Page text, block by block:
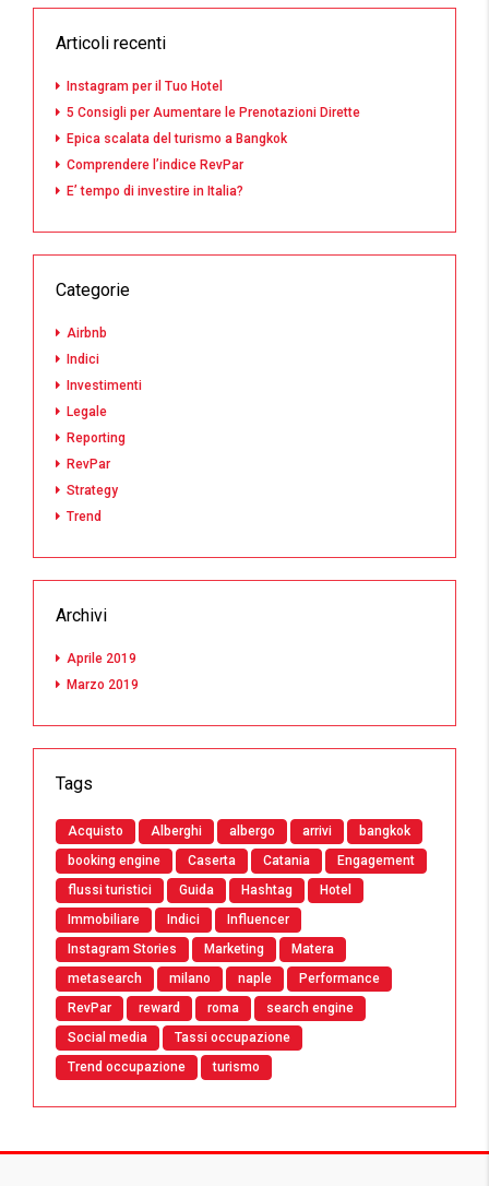
Articoli recenti
Instagram per il Tuo Hotel
5 Consigli per Aumentare le Prenotazioni Dirette
Epica scalata del turismo a Bangkok
Comprendere l’indice RevPar
E’ tempo di investire in Italia?
Categorie
Airbnb
Indici
Investimenti
Legale
Reporting
RevPar
Strategy
Trend
Archivi
Aprile 2019
Marzo 2019
Tags
Acquisto Alberghi albergo arrivi
bangkok
booking engine
Caserta Catania
Engagement
flussi turistici
Guida Hashtag
Hotel
Immobiliare
Indici
Influencer
Instagram Stories
Marketing
Matera
metasearch
milano naple
Performance
RevPar
reward roma
search engine
Social media
Tassi occupazione
Trend occupazione
turismo